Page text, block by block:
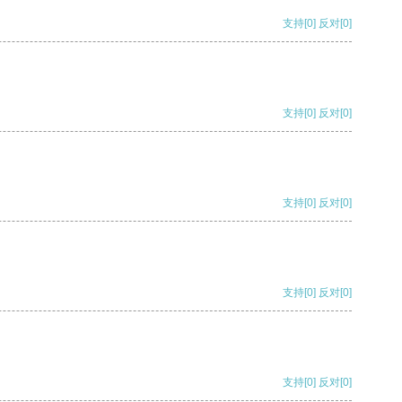
支持[0] 反对[0]
支持[0] 反对[0]
支持[0] 反对[0]
支持[0] 反对[0]
支持[0] 反对[0]